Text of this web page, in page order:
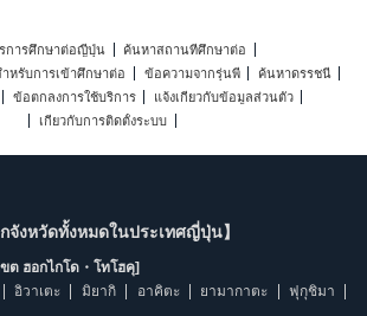
การศึกษาต่อญี่ปุ่น
ค้นหาสถานที่ศึกษาต่อ
หรับการเข้าศึกษาต่อ
ข้อความจากรุ่นพี่
ค้นหาดรรชนี
ข้อตกลงการใช้บริการ
แจ้งเกี่ยวกับข้อมูลส่วนตัว
เกี่ยวกับการติดตั้งระบบ
จังหวัดทั้งหมดในประเทศญี่ปุ่น】
ต ฮอกไกโด・โทโฮคุ]
อิวาเตะ มิยากิ อาคิตะ ยามากาตะ ฟุกุชิมา